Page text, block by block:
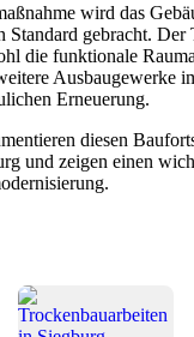
wird das
Standard gebracht. Der
die funktionale
Ausbaugewerke
Erneuerung.
diesen
und zeigen einen